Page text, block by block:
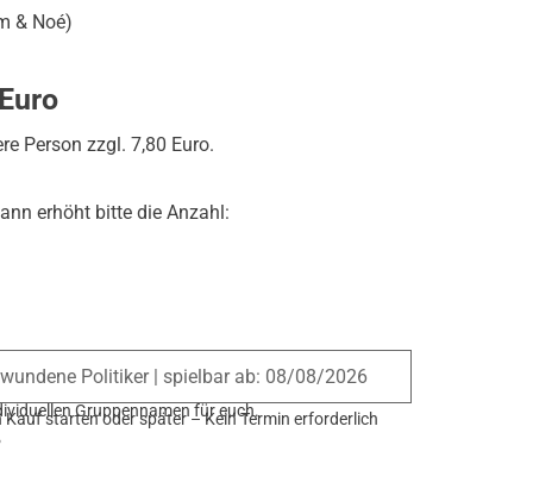
& Noé)
Person zzgl. 7,80 Euro.
erhöht bitte die Anzahl:
Gruppennamen für euch.
starten oder später – Kein Termin erforderlich